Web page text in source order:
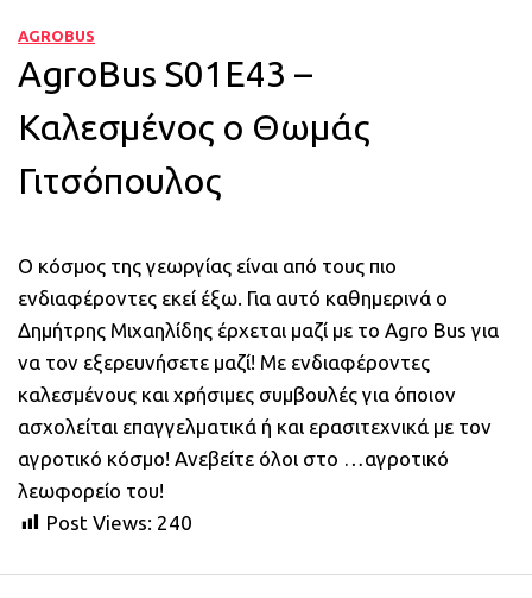
AGROBUS
AgroBus S01E43 –
Καλεσμένος ο Θωμάς
Γιτσόπουλος
Ο κόσμος της γεωργίας είναι από τους πιο
ενδιαφέροντες εκεί έξω. Για αυτό καθημερινά ο
Δημήτρης Μιχαηλίδης έρχεται μαζί με το Agro Bus για
να τον εξερευνήσετε μαζί! Με ενδιαφέροντες
καλεσμένους και χρήσιμες συμβουλές για όποιον
ασχολείται επαγγελματικά ή και ερασιτεχνικά με τον
αγροτικό κόσμο! Ανεβείτε όλοι στο …αγροτικό
λεωφορείο του!
Post Views: 240